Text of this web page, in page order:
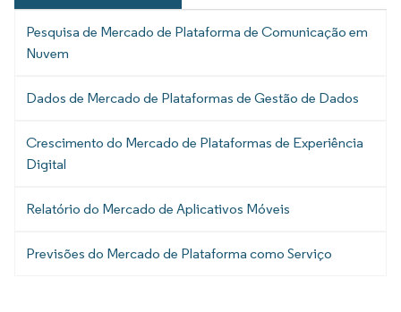
Pesquisa de Mercado de Plataforma de Comunicação em
Nuvem
Dados de Mercado de Plataformas de Gestão de Dados
Crescimento do Mercado de Plataformas de Experiência
Digital
Relatório do Mercado de Aplicativos Móveis
Previsões do Mercado de Plataforma como Serviço